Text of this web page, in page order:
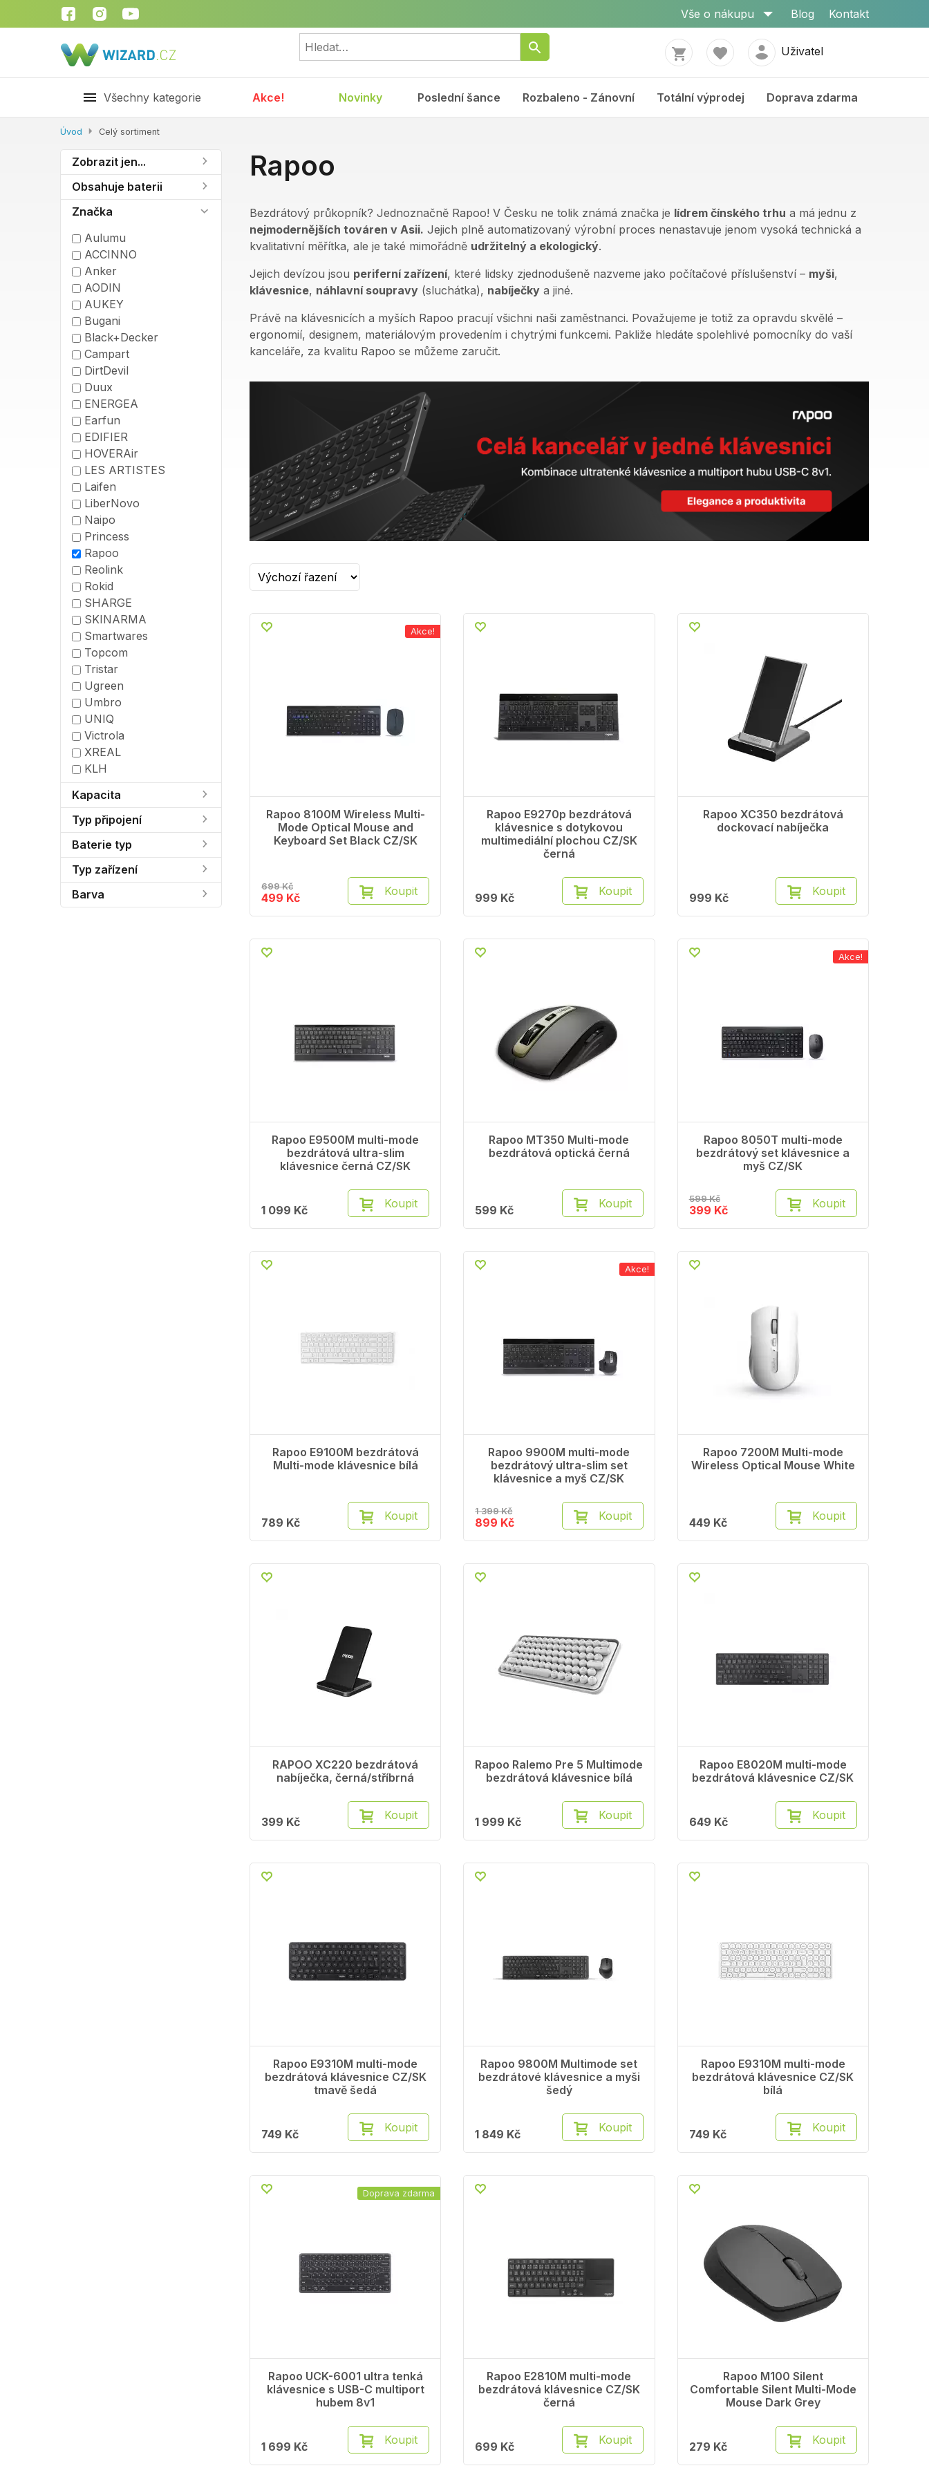
Vše o nákupu Blog Kontakt
Uživatel
Všechny kategorie Akce! Novinky Poslední šance Rozbaleno - Zánovní Totální výprodej Doprava zdarma
Úvod Celý sortiment
Zobrazit jen...
Obsahuje baterii
Značka
Aulumu
ACCINNO
Anker
AODIN
AUKEY
Bugani
Black+Decker
Campart
DirtDevil
Duux
ENERGEA
Earfun
EDIFIER
HOVERAir
LES ARTISTES
Laifen
LiberNovo
Naipo
Princess
Rapoo
Reolink
Rokid
SHARGE
SKINARMA
Smartwares
Topcom
Tristar
Ugreen
Umbro
UNIQ
Victrola
XREAL
KLH
Kapacita
Typ připojení
Baterie typ
Typ zařízení
Barva
Rapoo
Bezdrátový průkopník? Jednoznačně Rapoo! V Česku ne tolik známá značka je lídrem čínského trhu a má jednu z
nejmodernějších továren v Asii. Jejich plně automatizovaný výrobní proces nenastavuje jenom vysoká technická a
kvalitativní měřítka, ale je také mimořádně udržitelný a ekologický.
Jejich devízou jsou periferní zařízení, které lidsky zjednodušeně nazveme jako počítačové příslušenství – myši,
klávesnice, náhlavní soupravy (sluchátka), nabíječky a jiné.
Právě na klávesnicích a myších Rapoo pracují všichni naši zaměstnanci. Považujeme je totiž za opravdu skvělé –
ergonomií, designem, materiálovým provedením i chytrými funkcemi. Pakliže hledáte spolehlivé pomocníky do vaší
kanceláře, za kvalitu Rapoo se můžeme zaručit.
Rapoo 8100M Wireless Multi-
Mode Optical Mouse and
Keyboard Set Black CZ/SK
699 Kč
499 Kč Koupit
Akce!
Rapoo E9270p bezdrátová
klávesnice s dotykovou
multimediální plochou CZ/SK
černá
999 Kč Koupit
Rapoo XC350 bezdrátová
dockovací nabíječka
999 Kč Koupit
Rapoo E9500M multi-mode
bezdrátová ultra-slim
klávesnice černá CZ/SK
1 099 Kč Koupit
Rapoo MT350 Multi-mode
bezdrátová optická černá
599 Kč Koupit
Rapoo 8050T multi-mode
bezdrátový set klávesnice a
myš CZ/SK
599 Kč
399 Kč Koupit
Akce!
Rapoo E9100M bezdrátová
Multi-mode klávesnice bílá
789 Kč Koupit
Rapoo 9900M multi-mode
bezdrátový ultra-slim set
klávesnice a myš CZ/SK
1 399 Kč
899 Kč Koupit
Akce!
Rapoo 7200M Multi-mode
Wireless Optical Mouse White
449 Kč Koupit
RAPOO XC220 bezdrátová
nabíječka, černá/stříbrná
399 Kč Koupit
Rapoo Ralemo Pre 5 Multimode
bezdrátová klávesnice bílá
1 999 Kč Koupit
Rapoo E8020M multi-mode
bezdrátová klávesnice CZ/SK
649 Kč Koupit
Rapoo E9310M multi-mode
bezdrátová klávesnice CZ/SK
tmavě šedá
749 Kč Koupit
Rapoo 9800M Multimode set
bezdrátové klávesnice a myši
šedý
1 849 Kč Koupit
Rapoo E9310M multi-mode
bezdrátová klávesnice CZ/SK
bílá
749 Kč Koupit
Rapoo UCK-6001 ultra tenká
klávesnice s USB-C multiport
hubem 8v1
1 699 Kč Koupit
Doprava zdarma
Rapoo E2810M multi-mode
bezdrátová klávesnice CZ/SK
černá
699 Kč Koupit
Rapoo M100 Silent
Comfortable Silent Multi-Mode
Mouse Dark Grey
279 Kč Koupit